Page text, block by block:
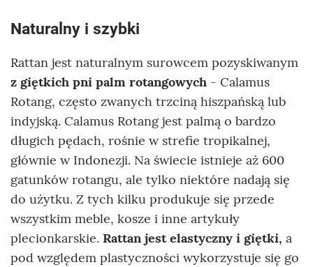
Naturalny i szybki
Rattan jest naturalnym surowcem pozyskiwanym
z giętkich pni palm rotangowych - Calamus
Rotang, często zwanych trzciną hiszpańską lub
indyjską. Calamus Rotang jest palmą o bardzo
długich pędach, rośnie w strefie tropikalnej,
głównie w Indonezji. Na świecie istnieje aż 600
gatunków rotangu, ale tylko niektóre nadają się
do użytku. Z tych kilku produkuje się przede
wszystkim meble, kosze i inne artykuły
plecionkarskie. Rattan jest elastyczny i giętki, a
pod względem plastyczności wykorzystuje się go